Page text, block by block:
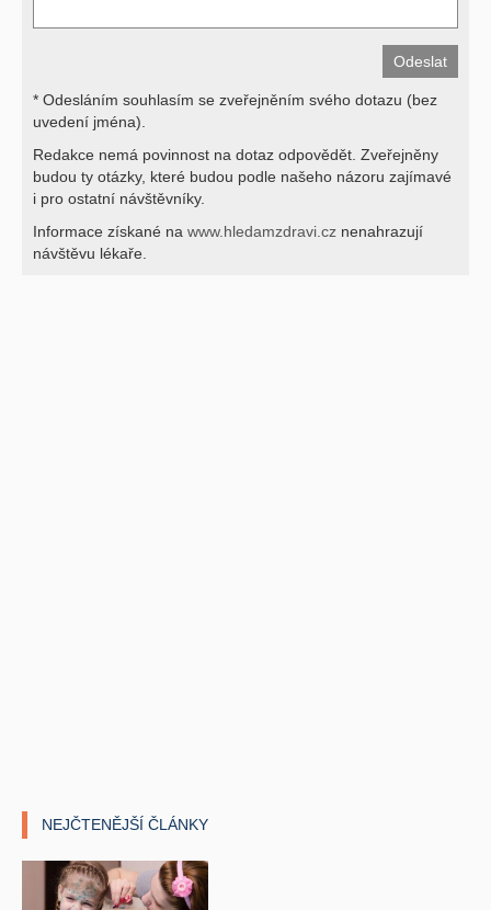
* Odesláním souhlasím se zveřejněním svého dotazu (bez
uvedení jména).
Redakce nemá povinnost na dotaz odpovědět. Zveřejněny
budou ty otázky, které budou podle našeho názoru zajímavé
i pro ostatní návštěvníky.
Informace získané na www.hledamzdravi.cz nenahrazují
návštěvu lékaře.
NEJČTENĚJŠÍ ČLÁNKY